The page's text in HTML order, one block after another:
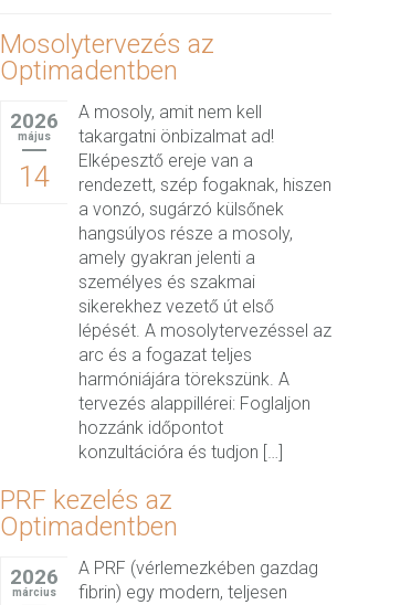
Mosolytervezés az
Optimadentben
2026
május
14
A mosoly, amit nem kell
takargatni önbizalmat ad!
Elképesztő ereje van a
rendezett, szép fogaknak, hiszen
a vonzó, sugárzó külsőnek
hangsúlyos része a mosoly,
amely gyakran jelenti a
személyes és szakmai
sikerekhez vezető út első
lépését. A mosolytervezéssel az
arc és a fogazat teljes
harmóniájára törekszünk. A
tervezés alappillérei: Foglaljon
hozzánk időpontot
konzultációra és tudjon […]
PRF kezelés az
Optimadentben
2026
március
A PRF (vérlemezkében gazdag
fibrin) egy modern, teljesen